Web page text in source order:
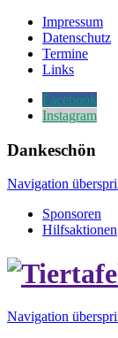
Impressum
Datenschutz
Termine
Links
Facebook
Instagram
Dankeschön
Navigation
Sponsoren
Hilfsaktionen
Navigation